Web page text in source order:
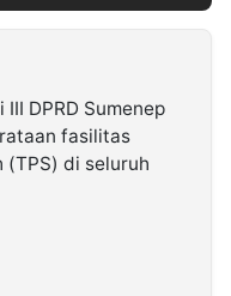
III DPRD Sumenep
fasilitas
(TPS) di seluruh